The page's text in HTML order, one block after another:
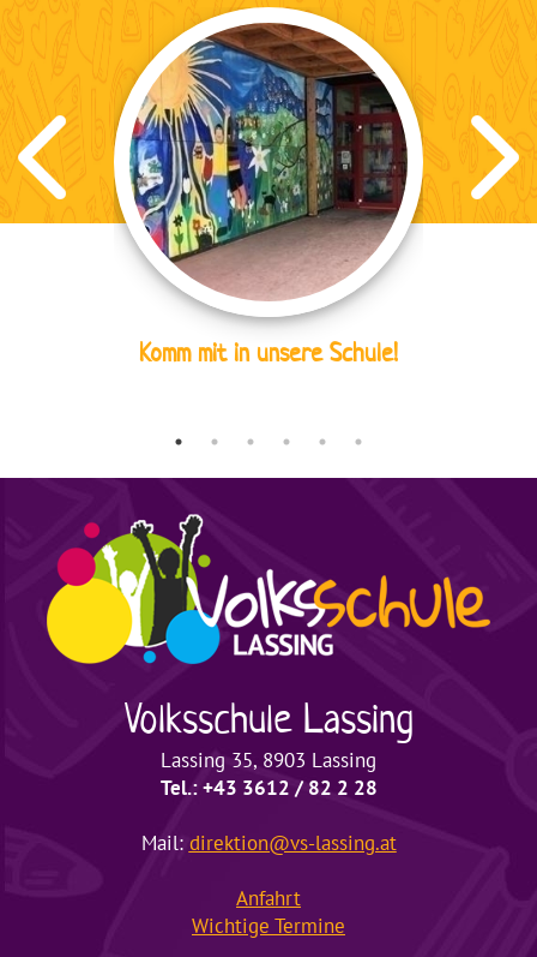
Komm mit in unsere Schule!
VolksschuleLassing
Lassing 35, 8903 Lassing
Tel.: +43 3612 / 82 2 28
Mail: direktion@vs-lassing.at
Anfahrt
Wichtige Termine